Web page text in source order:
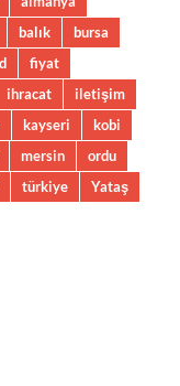
balık
bursa
fiyat
ihracat
iletişim
kayseri
kobi
mersin
ordu
türkiye
Yataş